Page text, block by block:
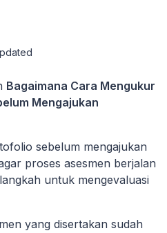
Bagaimana Cara Mengukur
Mengajukan
sebelum mengajukan
proses asesmen berjalan
untuk mengevaluasi
yang disertakan sudah